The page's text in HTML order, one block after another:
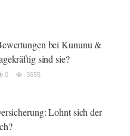
bei Kununu &
sind sie?
0 3655
Lohnt sich der